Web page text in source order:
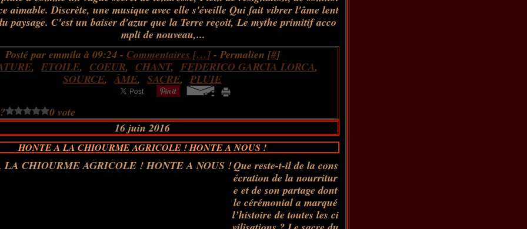
aimable. Discrète, une musique avec elle s'éveille Qui fait vibrer l'âme lent
paysage. C'est un baiser d'azur que la Terre reçoit, Le mythe primitif acco
mpli de nouveau,...
Posté par emmila à 09:24 - Commentaires […]- Permalien [#]
, ETOILE, COEUR, CHANT, FEDERICO GARCIA LORCA,
SOURCE,ÂME, SACRE, PLUIE
0 vote
16 juin 2016
HONTE A LA CHIOURME AGRICOLE ! HONTE A NOUS !
Que reste-t-il de la cons
écration de la nourritur
e et de son partage dont
le cérémonial a marqué
l’histoire de toutes les ci